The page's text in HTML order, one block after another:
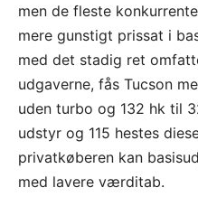
men de fleste
mere gunstigt prissat i
med det stadig ret
udgaverne, fås Tucson
uden turbo og 132 hk til
udstyr og 115 hestes
privatkøberen kan
med lavere værditab.